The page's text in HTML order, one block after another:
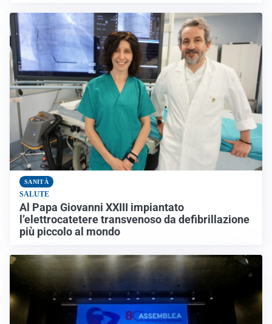
SANITÀ
SALUTE
Al Papa Giovanni XXIII impiantato
l’elettrocatetere transvenoso da defibrillazione
più piccolo al mondo